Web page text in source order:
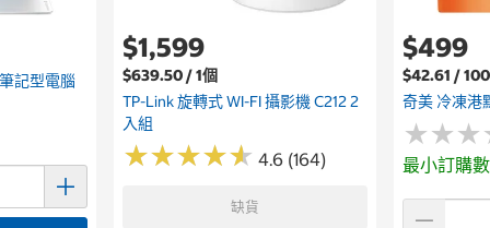
記型電腦
$1,599
$639.50 / 1個
TP-Link 旋轉式 WI-FI 攝影機 C212 2
入組
★★★★★
★★★★★ 4.6 (164)
缺貨
$499
$42.61 /
奇美 冷凍港
★★★
★★★
最小訂購